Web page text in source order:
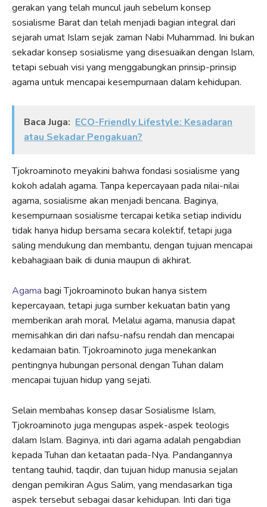
gerakan yang telah muncul jauh sebelum konsep
sosialisme Barat dan telah menjadi bagian integral dari
sejarah umat Islam sejak zaman Nabi Muhammad. Ini bukan
sekadar konsep sosialisme yang disesuaikan dengan Islam,
tetapi sebuah visi yang menggabungkan prinsip-prinsip
agama untuk mencapai kesempurnaan dalam kehidupan.
Baca Juga: ECO-Friendly Lifestyle: Kesadaran
atau Sekadar Pengakuan?
Tjokroaminoto meyakini bahwa fondasi sosialisme yang
kokoh adalah agama. Tanpa kepercayaan pada nilai-nilai
agama, sosialisme akan menjadi bencana. Baginya,
kesempurnaan sosialisme tercapai ketika setiap individu
tidak hanya hidup bersama secara kolektif, tetapi juga
saling mendukung dan membantu, dengan tujuan mencapai
kebahagiaan baik di dunia maupun di akhirat.
Agama bagi Tjokroaminoto bukan hanya sistem
kepercayaan, tetapi juga sumber kekuatan batin yang
memberikan arah moral. Melalui agama, manusia dapat
memisahkan diri dari nafsu-nafsu rendah dan mencapai
kedamaian batin. Tjokroaminoto juga menekankan
pentingnya hubungan personal dengan Tuhan dalam
mencapai tujuan hidup yang sejati.
Selain membahas konsep dasar Sosialisme Islam,
Tjokroaminoto juga mengupas aspek-aspek teologis
dalam Islam. Baginya, inti dari agama adalah pengabdian
kepada Tuhan dan ketaatan pada-Nya. Pandangannya
tentang tauhid, taqdir, dan tujuan hidup manusia sejalan
dengan pemikiran Agus Salim, yang mendasarkan tiga
aspek tersebut sebagai dasar kehidupan. Inti dari tiga